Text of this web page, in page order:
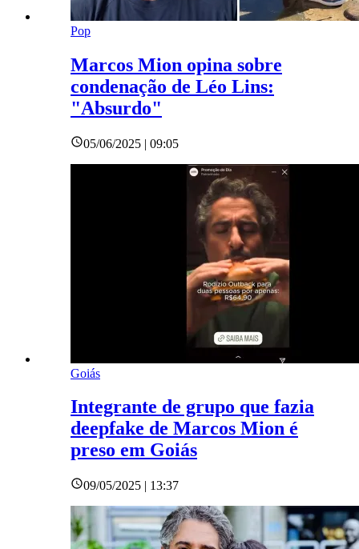
Pop
Marcos Mion opina sobre
condenação de Léo Lins:
"Absurdo"
05/06/2025 | 09:05
Goiás
Integrante de grupo que fazia
deepfake de Marcos Mion é
preso em Goiás
09/05/2025 | 13:37